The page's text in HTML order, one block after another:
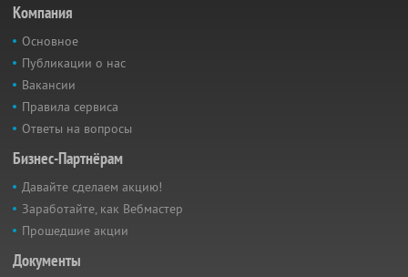
Компания
Основное
Публикации о нас
Вакансии
Правила сервиса
Ответы на вопросы
Бизнес-Партнёрам
Давайте сделаем акцию!
Заработайте, как Вебмастер
Прошедшие акции
Документы